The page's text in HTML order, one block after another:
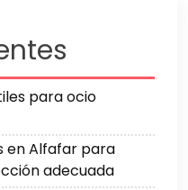
para ocio
en Alfafar para
adecuada